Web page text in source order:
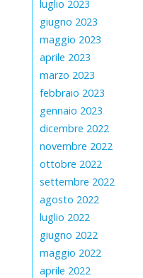
luglio 2023
giugno 2023
maggio 2023
aprile 2023
marzo 2023
febbraio 2023
gennaio 2023
dicembre 2022
novembre 2022
ottobre 2022
settembre 2022
agosto 2022
luglio 2022
giugno 2022
maggio 2022
aprile 2022